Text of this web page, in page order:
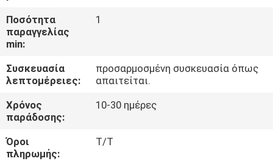
ΕΜΕΊΣ
ΕΡΓΟΣΤΑΣΊΩΝ
ΠΟΙΟΤΙΚΌΣ
ΈΛΕΓΧΟΣ
Ποσότητα
παραγγελίας
min:
1
Συσκευασία
λεπτομέρειες:
προσαρμοσμένη συσκευασία όπως
απαιτείται.
Χρόνος
παράδοσης:
10-30 ημέρες
Όροι
πληρωμής:
Τ/Τ